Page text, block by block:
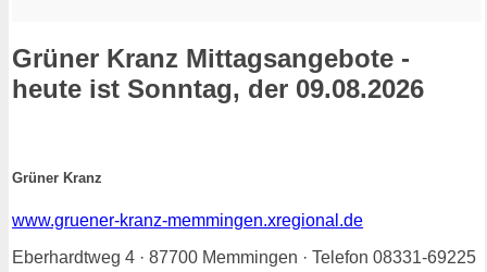
Grüner Kranz Mittagsangebote -
heute ist Sonntag, der 09.08.2026
Grüner Kranz
www.gruener-kranz-memmingen.xregional.de
Eberhardtweg 4 · 87700 Memmingen · Telefon 08331-69225